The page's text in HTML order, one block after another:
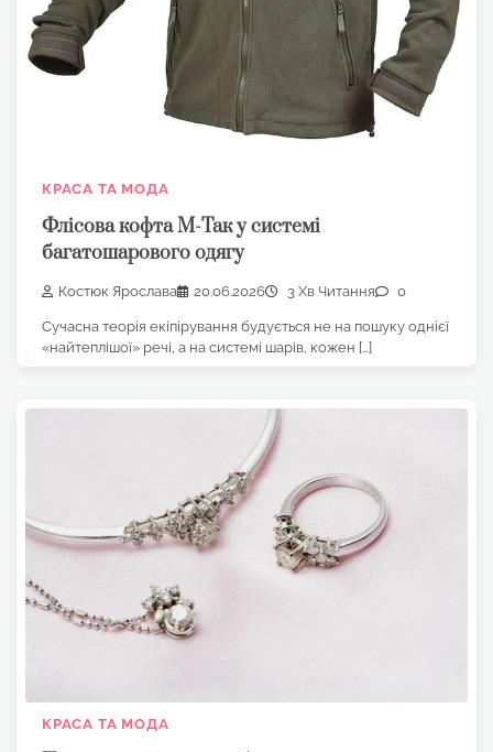
КРАСА ТА МОДА
Флісова кофта М-Так у системі
багатошарового одягу
Костюк Ярослава 20.06.2026 3 Хв Читання 0
Сучасна теорія екіпірування будується не на пошуку однієї
«найтеплішої» речі, а на системі шарів, кожен […]
КРАСА ТА МОДА